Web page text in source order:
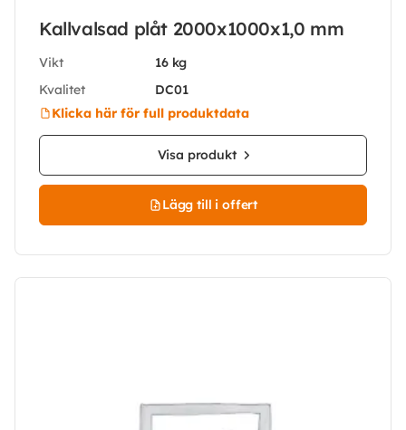
Kallvalsad plåt 2000x1000x1,0 mm
Vikt
16 kg
Kvalitet
DC01
Klicka här för full produktdata
Visa produkt
Lägg till i offert